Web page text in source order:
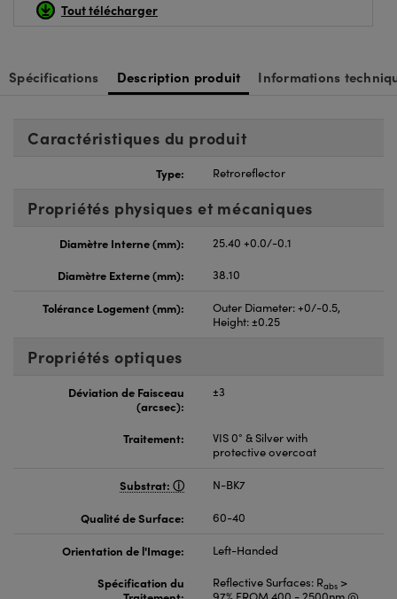
Tout télécharger
Spécifications Description produit Informations
Caractéristiques du produit
Type: Retroreflector
Propriétés physiques et mécaniques
Diamètre Interne (mm):
25.40 +0.0/-0.1
Diamètre Externe (mm):
38.10
Tolérance Logement (mm):
Outer Diameter: +0/-0.5,
Height: ±0.25
Propriétés optiques
Déviation de Faisceau
(arcsec):
±3
Traitement:
VIS 0° & Silver with
protective overcoat
Substrat: N-BK7
Qualité de Surface: 60-40
Orientation de l'Image:
Left-Handed
Spécification du
Reflective Surfaces: Rabs >